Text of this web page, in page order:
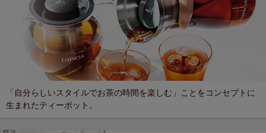
「自分らしいスタイルでお茶の時間を楽しむ」ことをコンセプトに
生まれたティーポット。